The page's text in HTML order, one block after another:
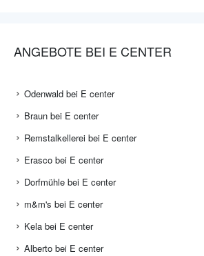
ANGEBOTE BEI E CENTER
Odenwald bei E center
Braun bei E center
Remstalkellerei bei E center
Erasco bei E center
Dorfmühle bei E center
m&m's bei E center
Kela bei E center
Alberto bei E center